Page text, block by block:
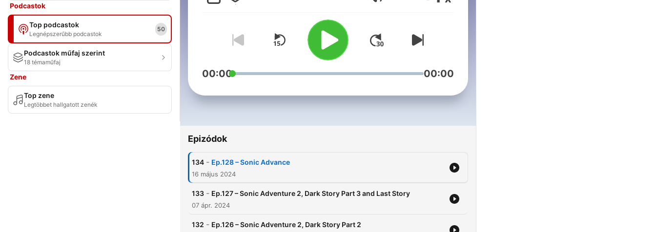
Podcastok
Top podcastok
Legnépszerűbb podcastok
50
Podcastok műfaj szerint
18 témaműfaj
Zene
Top zene
Legtöbbet hallgatott zenék
but this time around they've
got a more linear approach to
discussing Sonic! (with some
room for deviation...)
00:00 00:00
Epizódok
134 - Ep.128 – Sonic Advance
16 május 2024
133 - Ep.127 – Sonic Adventure 2, Dark Story Part 3 and Last Story
07 ápr. 2024
132 - Ep.126 – Sonic Adventure 2, Dark Story Part 2